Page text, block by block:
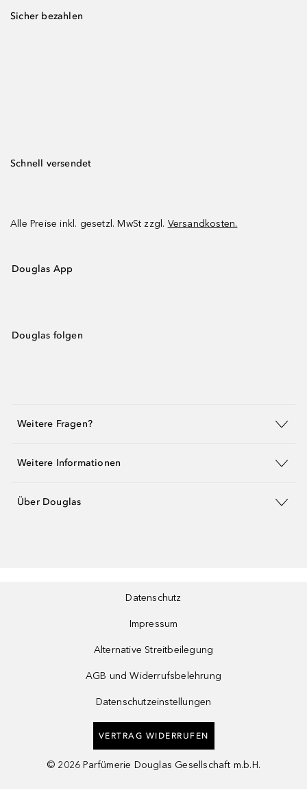
Sicher bezahlen
Schnell versendet
Alle Preise inkl. gesetzl. MwSt zzgl. Versandkosten.
Douglas App
Douglas folgen
Weitere Fragen?
Weitere Informationen
Über Douglas
Datenschutz
Impressum
Alternative Streitbeilegung
AGB und Widerrufsbelehrung
Datenschutzeinstellungen
VERTRAG WIDERRUFEN
© 2026 Parfümerie Douglas Gesellschaft m.b.H.